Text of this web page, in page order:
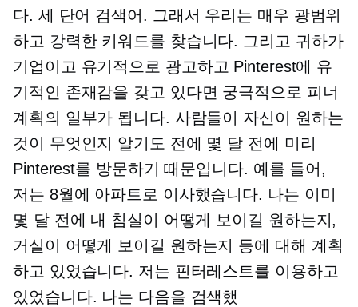
다. 세 단어 검색어. 그래서 우리는 매우 광범위
하고 강력한 키워드를 찾습니다. 그리고 귀하가
기업이고 유기적으로 광고하고 Pinterest에 유
기적인 존재감을 갖고 있다면 궁극적으로 피너
계획의 일부가 됩니다. 사람들이 자신이 원하는
것이 무엇인지 알기도 전에 몇 달 전에 미리
Pinterest를 방문하기 때문입니다. 예를 들어,
저는 8월에 아파트로 이사했습니다. 나는 이미
몇 달 전에 내 침실이 어떻게 보이길 원하는지,
거실이 어떻게 보이길 원하는지 등에 대해 계획
하고 있었습니다. 저는 핀터레스트를 이용하고
있었습니다. 나는 다음을 검색했